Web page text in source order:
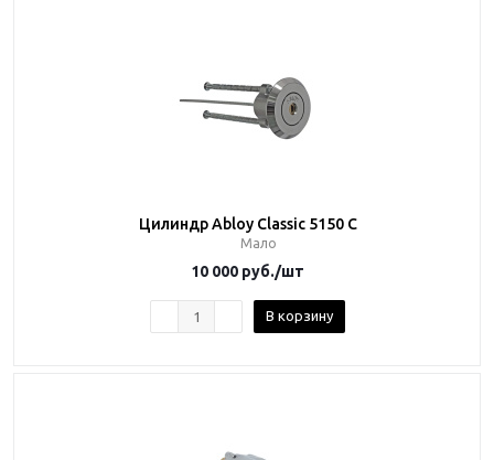
Цилиндр Abloy Classic 5150 C
Мало
10 000 руб./шт
В корзину